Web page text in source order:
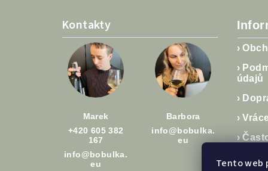
Tento web
Kontakty
Marek
+420 605 382
167
info@bobulka.
eu
Barbora
info@bobulka.
eu
›
›
údajů
›
›
›